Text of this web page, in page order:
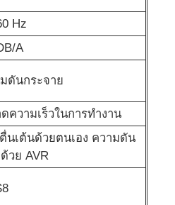
บใช้ในบ้าน
Hz
A
ดันกระจาย
ความเร็วในการทํางาน
นเต้นด้วยตนเอง ความดัน
วย AVR